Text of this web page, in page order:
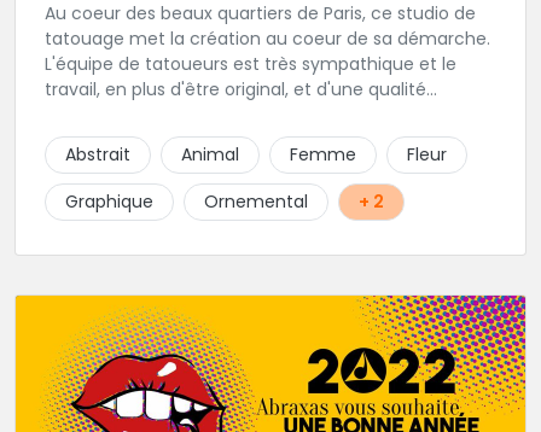
Au coeur des beaux quartiers de Paris, ce studio de
tatouage met la création au coeur de sa démarche.
L'équipe de tatoueurs est très sympathique et le
travail, en plus d'être original, et d'une qualité
également proposé. Une adresse de premier choix!
Abstrait Animal Femme
Fleur
Graphique
Ornemental + 2